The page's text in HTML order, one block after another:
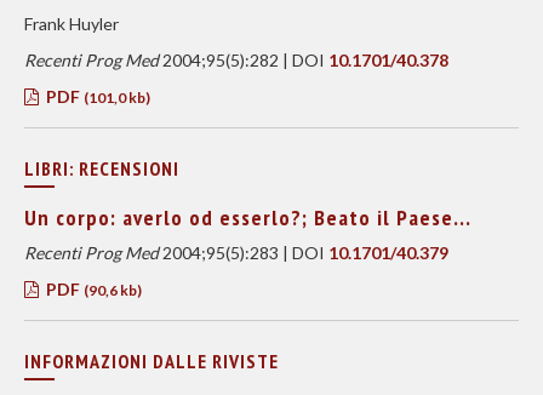
Frank Huyler
Recenti Prog Med2004;95(5):282 | DOI 10.1701/40.378
PDF (101,0 kb)
LIBRI: RECENSIONI
Un corpo: averlo od esserlo?; Beato il Paese...
Recenti Prog Med2004;95(5):283 | DOI 10.1701/40.379
PDF (90,6 kb)
INFORMAZIONI DALLE RIVISTE